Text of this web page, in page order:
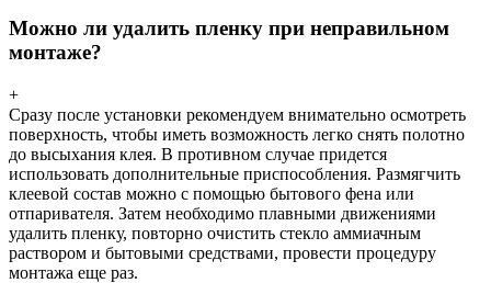
Можно ли удалить пленку при неправильном
монтаже?
+
Сразу после установки рекомендуем внимательно осмотреть
поверхность, чтобы иметь возможность легко снять полотно
до высыхания клея. В противном случае придется
использовать дополнительные приспособления. Размягчить
клеевой состав можно с помощью бытового фена или
отпаривателя. Затем необходимо плавными движениями
удалить пленку, повторно очистить стекло аммиачным
раствором и бытовыми средствами, провести процедуру
монтажа еще раз.